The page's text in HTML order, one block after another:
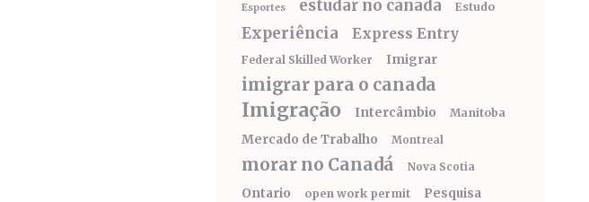
Esportes estudar no canada Estudo
Experiência Express Entry
Federal Skilled Worker Imigrar
imigrar para o canada
Imigração Intercâmbio Manitoba
Mercado de Trabalho Montreal
morar no Canadá Nova Scotia
Ontario open work permit Pesquisa